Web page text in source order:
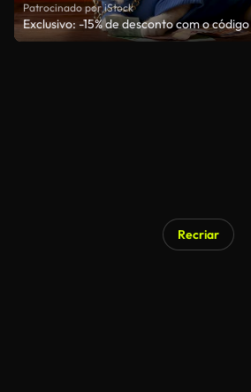
Patrocinado por iStock
Exclusivo: -15% de desconto com o código
Recriar